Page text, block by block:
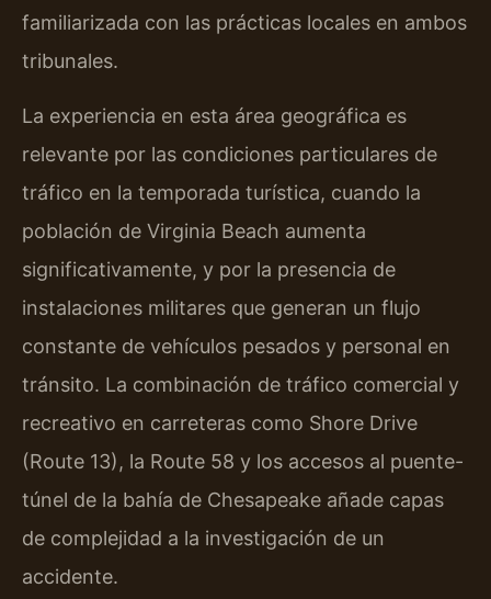
familiarizada con las prácticas locales en ambos
tribunales.
La experiencia en esta área geográfica es
relevante por las condiciones particulares de
tráfico en la temporada turística, cuando la
población de Virginia Beach aumenta
significativamente, y por la presencia de
instalaciones militares que generan un flujo
constante de vehículos pesados y personal en
tránsito. La combinación de tráfico comercial y
recreativo en carreteras como Shore Drive
(Route 13), la Route 58 y los accesos al puente-
túnel de la bahía de Chesapeake añade capas
de complejidad a la investigación de un
accidente.